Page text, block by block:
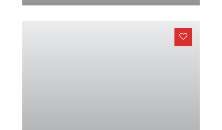
‘துரந்தர்’ பிரச்சாரப் படம் அல்ல - நடிகர்